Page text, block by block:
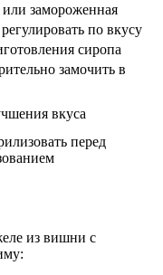
замороженная
по вкусу
сиропа
замочить в
вкуса
перед
из вишни с